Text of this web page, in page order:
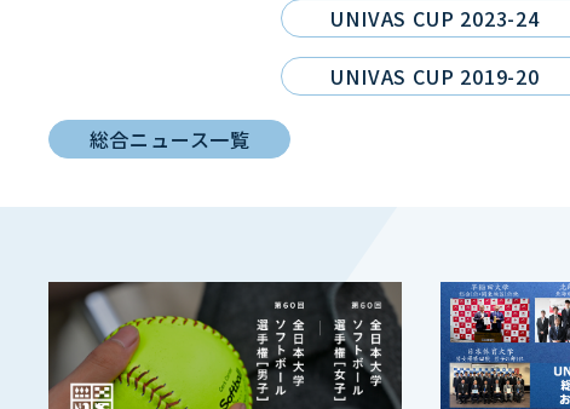
UNIVAS CUP 2023-24
UNIVAS CUP 2019-20
総合ニュース一覧